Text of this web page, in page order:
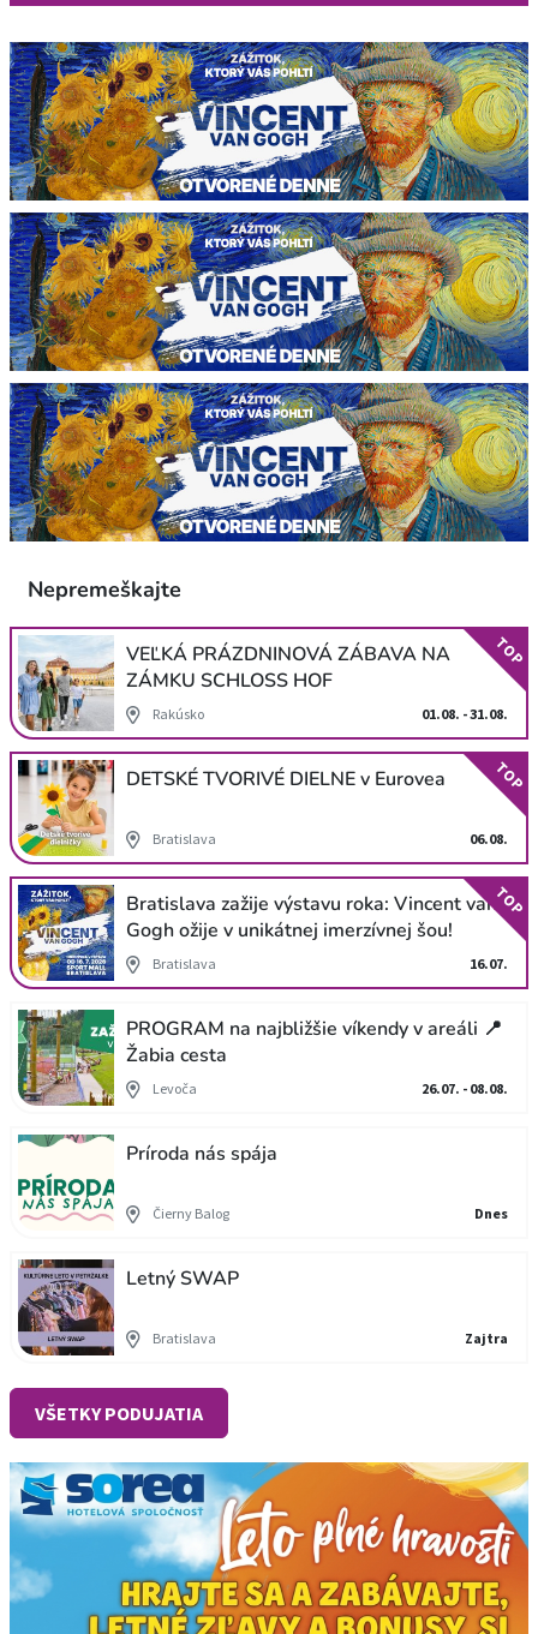
Nepremeškajte
VEĽKÁ PRÁZDNINOVÁ ZÁBAVA NA
ZÁMKU SCHLOSS HOF
Rakúsko 01.08. - 31.08.
TOP
DETSKÉ TVORIVÉ DIELNE v Eurovea
Bratislava 06.08.
TOP
Bratislava zažije výstavu roka: Vincent van
Gogh ožije v unikátnej imerzívnej šou!
Bratislava 16.07.
TOP
PROGRAM na najbližšie víkendy v areáli 📍
Žabia cesta
Levoča 26.07. - 08.08.
Príroda nás spája
Čierny Balog Dnes
Letný SWAP
Bratislava Zajtra
VŠETKY PODUJATIA